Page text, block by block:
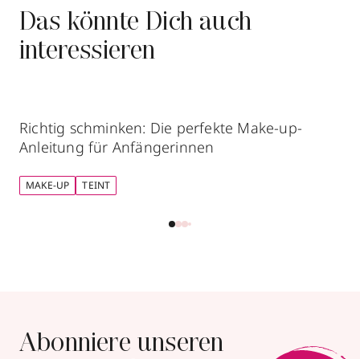
Das könnte Dich auch
interessieren
Richtig schminken: Die perfekte Make-up-
Anleitung für Anfängerinnen
MAKE-UP TEINT
Abonniere unseren